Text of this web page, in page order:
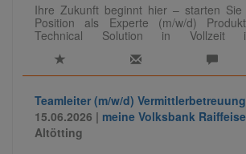
Ihre Zukunft beginnt hier – starten
Position als Experte (m/w/d)
Technical Solution in Vollzeit
Teamleiter (m/w/d) Vermittlerbetreuung
15.06.2026 | meine Volksbank
Altötting